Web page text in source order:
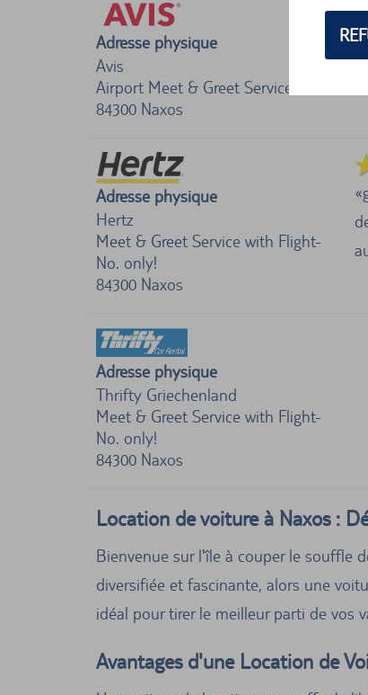
Adresse physique
Avis
Airport Meet & Greet Service
84300 Naxos
Adresse physique
Hertz
Meet & Greet Service with Flight-
No. only!
84300 Naxos
Adresse physique
Thrifty Griechenland
Meet & Greet Service with Flight-
No. only!
84300 Naxos
Location de voiture à Naxos :
Bienvenue sur l'île à couper le souffle
diversifiée et fascinante, alors une
idéal pour tirer le meilleur parti de vos
Avantages d'une Location de